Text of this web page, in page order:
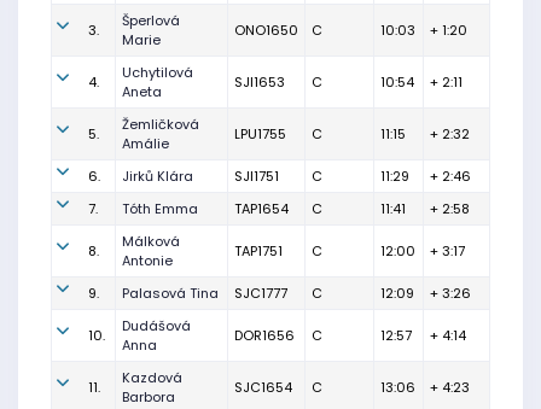
3.
Šperlová
Marie
ONO1650 C 10:03 + 1:20
4.
Uchytilová
Aneta
SJI1653 C 10:54 + 2:11
5.
Žemličková
Amálie
LPU1755 C 11:15 + 2:32
6. Jirků Klára SJI1751 C 11:29
+ 2:46
7.
Tóth Emma TAP1654 C 11:41 + 2:58
8.
Málková
Antonie
TAP1751 C 12:00 + 3:17
9. Palasová Tina SJC1777 C 12:09 + 3:26
10.
Dudášová
Anna
DOR1656 C 12:57 + 4:14
11.
Kazdová
Barbora
SJC1654 C 13:06 + 4:23